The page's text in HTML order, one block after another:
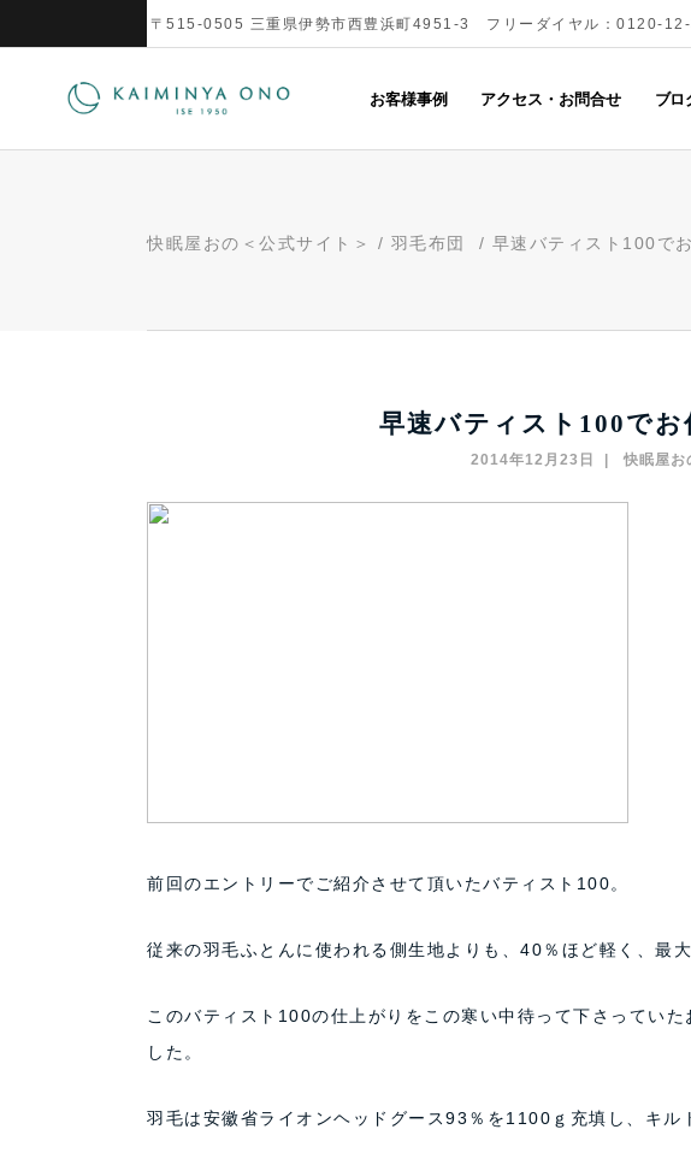
〒515-0505 三重県伊勢市西豊浜町4951-3 フリーダイヤル：0120-
お客様事例 アクセス・お問合せ ブロ
快眠屋おの＜公式サイト＞ / 羽毛布団 / 早速バティスト100で
早速バティスト100でお
2014年12月23日 快眠屋お
前回のエントリーでご紹介させて頂いたバティスト100。
従来の羽毛ふとんに使われる側生地よりも、40％ほど軽く、最
このバティスト100の仕上がりをこの寒い中待って下さってい
した。
羽毛は安徽省ライオンヘッドグース93％を1100ｇ充填し、キル